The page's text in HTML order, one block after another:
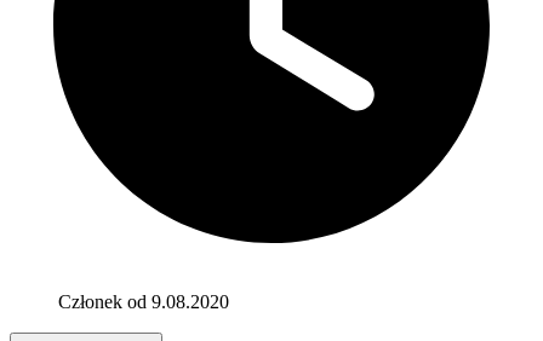
Członek od 9.08.2020